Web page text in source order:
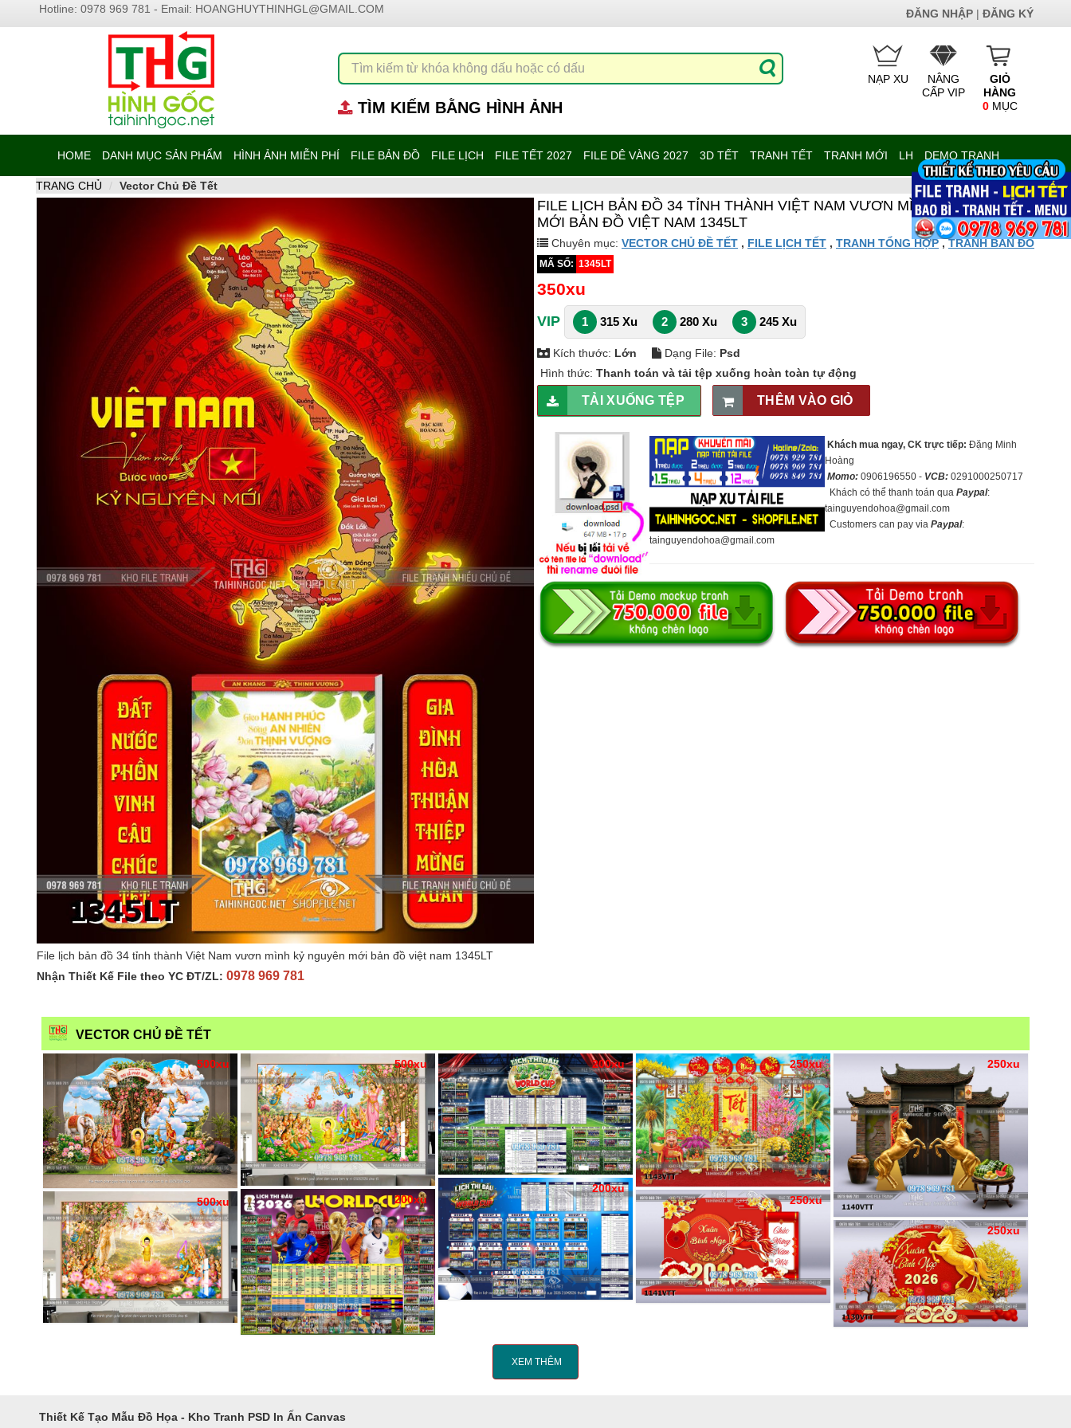
Hotline: 0978 969 781 - Email: HOANGHUYTHINHGL@GMAIL.COM ĐĂNG NHẬP | ĐĂNG KÝ
TÌM KIẾM BẰNG HÌNH ẢNH
GIỎ
HÀNG
0MỤC
NÂNG
CẤP VIP
NẠP XU
HOME DANH MỤC SẢN PHẨM HÌNH ẢNH MIỄN PHÍ FILE BẢN ĐỒ FILE LỊCH FILE TẾT 2027 FILE DÊ VÀNG 2027 3D TẾT TRANH TẾT TRANH MỚI LH DEMO TRANH
TRANG CHỦ Vector Chủ Đề Tết
File lịch bản đồ 34 tỉnh thành Việt Nam vươn mình kỷ nguyên mới bản đồ việt nam 1345LT
Nhận Thiết Kế File theo YC ĐT/ZL: 0978 969 781
FILE LỊCH BẢN ĐỒ 34 TỈNH THÀNH VIỆT NAM VƯƠN MÌNH KỶ NGUYÊN
MỚI BẢN ĐỒ VIỆT NAM 1345LT
Chuyên mục: VECTOR CHỦ ĐỀ TẾT , FILE LỊCH TẾT , TRANH TỔNG HỢP ,TRANH BẢN ĐỒ
MÃ SỐ: 1345LT
350xu
VIP 1 315 Xu 2 280 Xu 3 245 Xu
Kích thước: Lớn Dạng File: Psd
Hình thức: Thanh toán và tải tệp xuống hoàn toàn tự động
TẢI XUỐNG TỆP THÊM VÀO GIỎ
Khách mua ngay, CK trực tiếp:Đặng Minh
Hoàng
Momo: 0906196550 - VCB: 0291000250717
Khách có thể thanh toán quaPaypal:
tainguyendohoa@gmail.com
Customers can pay viaPaypal:
tainguyendohoa@gmail.com
VECTOR CHỦ ĐỀ TẾT
500xu
500xu
500xu
200xu
200xu
200xu
250xu
250xu
250xu
250xu
XEM THÊM
Thiết Kế Tạo Mẫu Đồ Họa - Kho Tranh PSD In Ấn Canvas